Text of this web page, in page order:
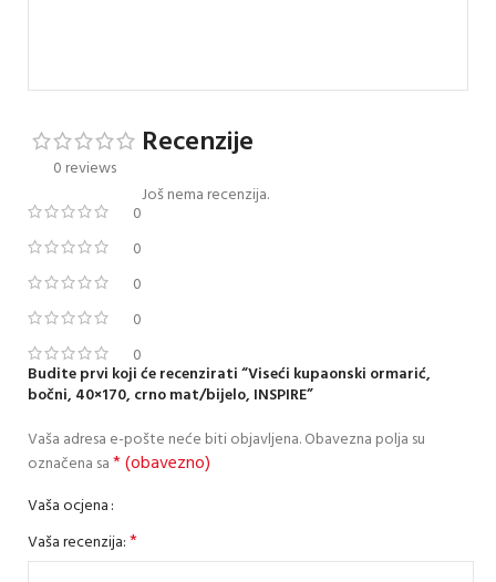
0 reviews
0
0
0
0
0
Recenzije
Još nema recenzija.
Budite prvi koji će recenzirati “Viseći kupaonski ormarić,
bočni, 40×170, crno mat/bijelo, INSPIRE”
Vaša adresa e-pošte neće biti objavljena.Obavezna polja su
označena sa* (obavezno)
Vaša ocjena
Vaša recenzija:*